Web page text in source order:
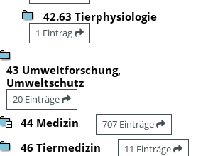
42.63 Tierphysiologie
1 Eintrag
43 Umweltforschung,
Umweltschutz
20 Einträge
44 Medizin 707 Einträge
46 Tiermedizin 11 Einträge